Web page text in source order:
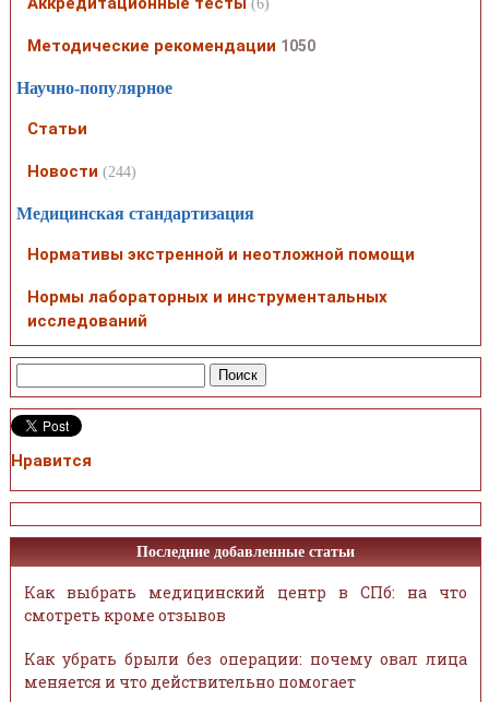
(6)
Методические рекомендации 1050
Научно-популярное
Статьи
Новости (244)
Медицинская стандартизация
Нормативы экстренной и неотложной помощи
Нормы лабораторных и инструментальных
исследований
Нравится
Последние добавленные статьи
Как выбрать медицинский центр в СПб: на что
смотреть кроме отзывов
Как убрать брыли без операции: почему овал лица
меняется и что действительно помогает